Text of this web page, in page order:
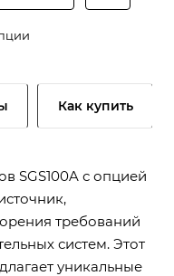
Как купить
SGS100A с опцией
требований
систем. Этот
уникальные